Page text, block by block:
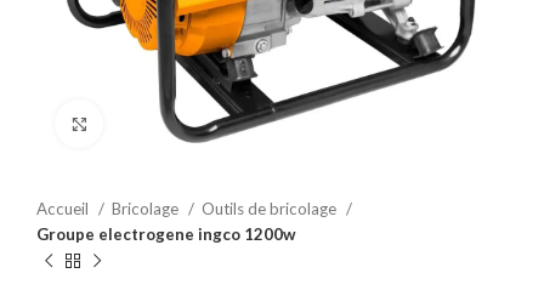
Click to enlarge
Accueil Bricolage
Outils de bricolage
Groupe electrogene ingco 1200w